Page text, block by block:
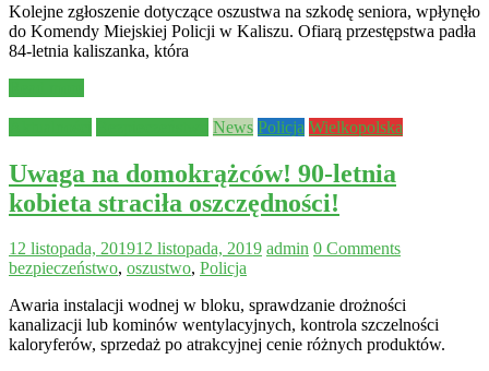
Kolejne zgłoszenie dotyczące oszustwa na szkodę seniora, wpłynęło
do Komendy Miejskiej Policji w Kaliszu. Ofiarą przestępstwa padła
84-letnia kaliszanka, która
News Policja Wielkopolska
Uwaga na domokrążców! 90-letnia
kobieta straciła oszczędności!
12 listopada, 201912 listopada, 2019 admin 0 Comments
bezpieczeństwo, oszustwo, Policja
Awaria instalacji wodnej w bloku, sprawdzanie drożności
kanalizacji lub kominów wentylacyjnych, kontrola szczelności
kaloryferów, sprzedaż po atrakcyjnej cenie różnych produktów.